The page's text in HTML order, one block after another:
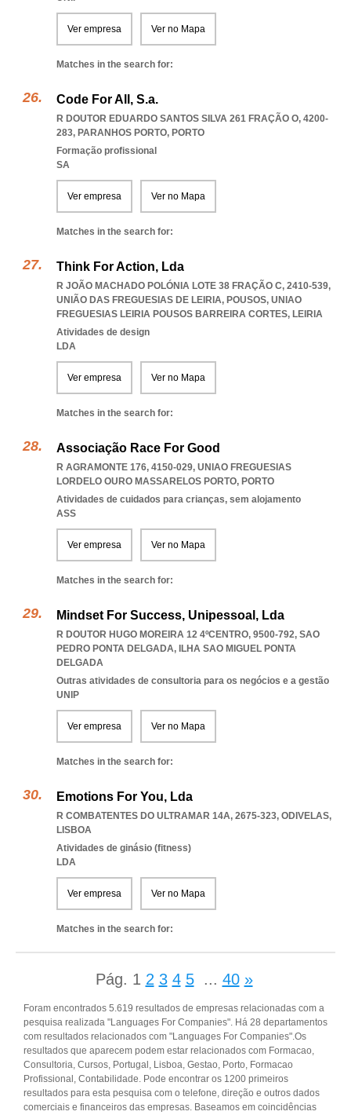
Ver empresa Ver no Mapa
Matches in the search for:
Code For All, S.a.
R DOUTOR EDUARDO SANTOS SILVA 261 FRAÇÃO O, 4200-
283, PARANHOS PORTO, PORTO
Formação profissional
SA
Ver empresa Ver no Mapa
Matches in the search for:
Think For Action, Lda
R JOÃO MACHADO POLÓNIA LOTE 38 FRAÇÃO C, 2410-539,
UNIÃO DAS FREGUESIAS DE LEIRIA, POUSOS, UNIAO
FREGUESIAS LEIRIA POUSOS BARREIRA CORTES, LEIRIA
Atividades de design
LDA
Ver empresa Ver no Mapa
Matches in the search for:
Associação Race For Good
R AGRAMONTE 176, 4150-029, UNIAO FREGUESIAS
LORDELO OURO MASSARELOS PORTO, PORTO
Atividades de cuidados para crianças, sem alojamento
ASS
Ver empresa Ver no Mapa
Matches in the search for:
Mindset For Success, Unipessoal, Lda
R DOUTOR HUGO MOREIRA 12 4ºCENTRO, 9500-792, SAO
PEDRO PONTA DELGADA, ILHA SAO MIGUEL PONTA
DELGADA
Outras atividades de consultoria para os negócios e a gestão
UNIP
Ver empresa Ver no Mapa
Matches in the search for:
Emotions For You, Lda
R COMBATENTES DO ULTRAMAR 14A, 2675-323, ODIVELAS,
LISBOA
Atividades de ginásio (fitness)
LDA
Ver empresa Ver no Mapa
Matches in the search for:
Pág. 1 2 3 4 5 ... 40 »
Foram encontrados 5.619 resultados de empresas relacionadas com a
pesquisa realizada "Languages For Companies". Há 28 departamentos
com resultados relacionados com "Languages For Companies".Os
resultados que aparecem podem estar relacionados com Formacao,
Consultoria, Cursos, Portugal, Lisboa, Gestao, Porto, Formacao
Profissional, Contabilidade. Pode encontrar os 1200 primeiros
resultados para esta pesquisa com o telefone, direção e outros dados
comerciais e financeiros das empresas. Baseamos em coincidências